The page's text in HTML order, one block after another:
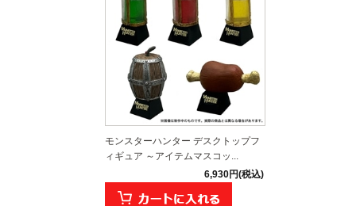
モンスターハンター デスクトップフ
ィギュア ～アイテムマスコッ...
6,930円(税込)